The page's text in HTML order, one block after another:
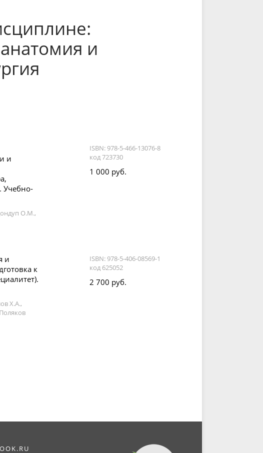
и
и
Учебно-
О.М.,
ISBN: 978-5-466-13076-8
код 723730
1 000 руб.
и
к
Х.А.,
ISBN: 978-5-406-08569-1
код 625052
2 700 руб.